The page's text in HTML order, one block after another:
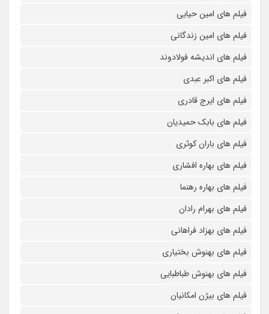
فیلم های امین حیایی
فیلم های امین زندگانی
فیلم های اندیشه فولادوند
فیلم های اکبر عبدی
فیلم های ایرج قادری
فیلم های بابک حمیدیان
فیلم های باران کوثری
فیلم های بهاره افشاری
فیلم های بهاره رهنما
فیلم های بهرام رادان
فیلم های بهزاد فراهانی
فیلم های بهنوش بختیاری
فیلم های بهنوش طباطبایی
فیلم های بیژن امکانیان